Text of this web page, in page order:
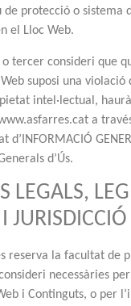
de protecció o sistema
el Lloc Web.
o tercer consideri que
suposi una violació
intel·lectual,
a
d’INFORMACIÓ
d’Ús.
LEGALS,
JURISDICCIÓ
reserva la facultat de
necessàries
i Continguts, o per